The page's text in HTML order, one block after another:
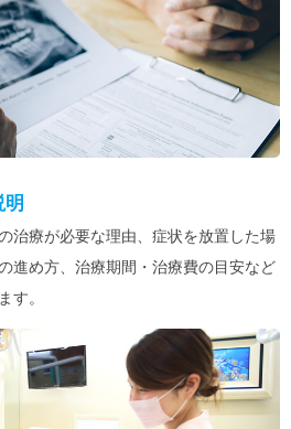
治療が必要な理由、症状を放置した場
進め方、治療期間・治療費の目安など
す。